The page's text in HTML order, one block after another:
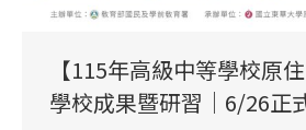
【115年高級中等學校原
學校成果暨研習｜6/26正